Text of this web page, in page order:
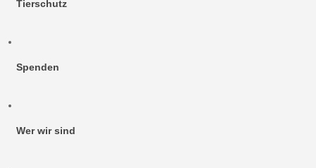
Tierschutz
Spenden
Wer wir sind